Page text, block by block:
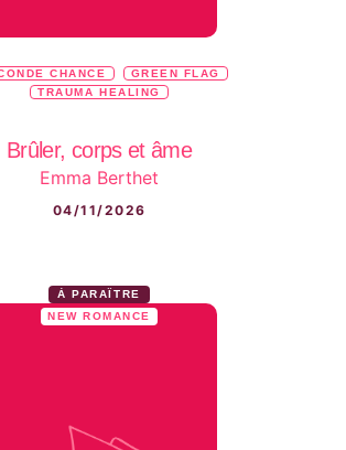
CHANCE
GREEN FLAG
TRAUMA HEALING
Brûler, corps et âme
Emma Berthet
04/11/2026
À PARAÎTRE
NEW ROMANCE